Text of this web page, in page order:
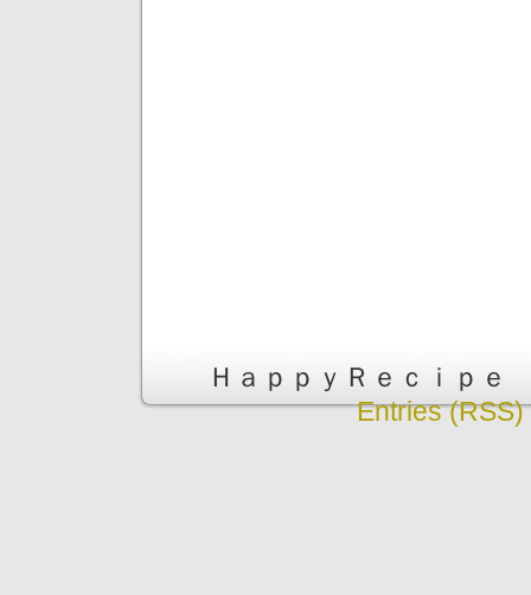
ＨａｐｐｙＲｅｃｉｐ
Entries (RSS)